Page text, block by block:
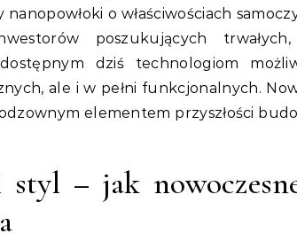
o właściwościach
poszukujących
dziś technologiom
ale i w pełni funkcjonalnych.
elementem przyszłości
– jak